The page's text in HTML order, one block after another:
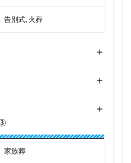
告別式, 火葬
+
+
+
家族葬